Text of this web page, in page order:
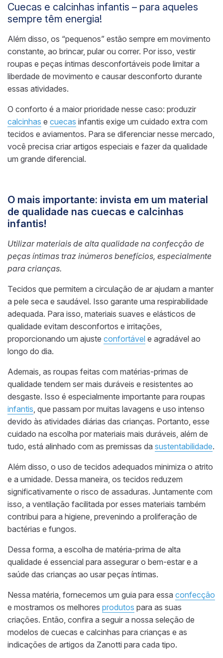
Cuecas e calcinhas infantis – para aqueles
sempre têm energia!
Além disso, os “pequenos” estão sempre em movimento
constante, ao brincar, pular ou correr. Por isso, vestir
roupas e peças íntimas desconfortáveis pode limitar a
liberdade de movimento e causar desconforto durante
essas atividades.
O conforto é a maior prioridade nesse caso: produzir
calcinhas e cuecas infantis exige um cuidado extra com
tecidos e aviamentos. Para se diferenciar nesse mercado,
você precisa criar artigos especiais e fazer da qualidade
um grande diferencial.
O mais importante: invista em um material
de qualidade nas cuecas e calcinhas
infantis!
Utilizar materiais de alta qualidade na confecção de
peças íntimas traz inúmeros benefícios, especialmente
para crianças.
Tecidos que permitem a circulação de ar ajudam a manter
a pele seca e saudável. Isso garante uma respirabilidade
adequada. Para isso, materiais suaves e elásticos de
qualidade evitam desconfortos e irritações,
proporcionando um ajuste confortável e agradável ao
longo do dia.
Ademais, as roupas feitas com matérias-primas de
qualidade tendem ser mais duráveis e resistentes ao
desgaste. Isso é especialmente importante para roupas
infantis , que passam por muitas lavagens e uso intenso
devido às atividades diárias das crianças. Portanto, esse
cuidado na escolha por materiais mais duráveis, além de
tudo, está alinhado com as premissas da sustentabilidade.
Além disso, o uso de tecidos adequados minimiza o atrito
e a umidade. Dessa maneira, os tecidos reduzem
significativamente o risco de assaduras. Juntamente com
isso, a ventilação facilitada por esses materiais também
contribui para a higiene, prevenindo a proliferação de
bactérias e fungos.
Dessa forma, a escolha de matéria-prima de alta
qualidade é essencial para assegurar o bem-estar e a
saúde das crianças ao usar peças íntimas.
Nessa matéria, fornecemos um guia para essa confecção
e mostramos os melhores produtos para as suas
criações. Então, confira a seguir a nossa seleção de
modelos de cuecas e calcinhas para crianças e as
indicações de artigos da Zanotti para cada tipo.